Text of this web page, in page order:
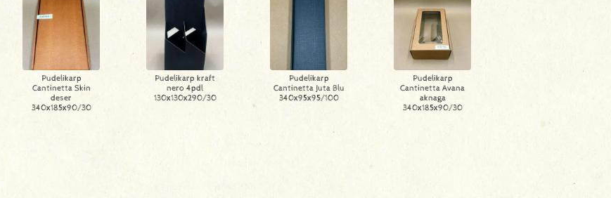
Pudelikarp
Cantinetta Skin
deser
340x185x90/30
Pudelikarp kraft
nero 4pdl
130x130x290/30
Pudelikarp
Cantinetta Juta Blu
340x95x95/100
Pudelikarp
Cantinetta Avana
aknaga
340x185x90/30